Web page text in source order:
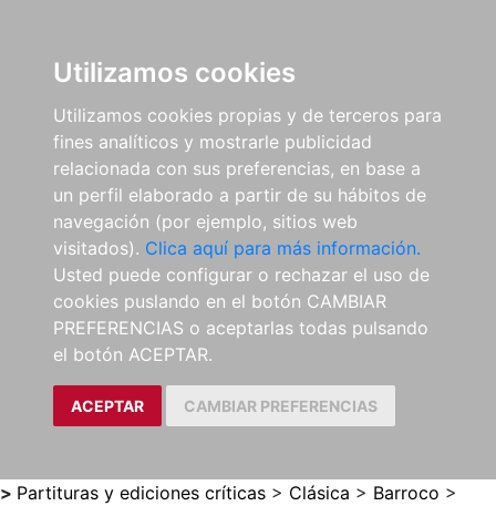
Utilizamos cookies
Utilizamos cookies propias y de terceros para
fines analíticos y mostrarle publicidad
relacionada con sus preferencias, en base a
un perfil elaborado a partir de su hábitos de
navegación (por ejemplo, sitios web
visitados). Clica aquí para más información.
Usted puede configurar o rechazar el uso de
cookies puslando en el botón CAMBIAR
PREFERENCIAS o aceptarlas todas pulsando
el botón ACEPTAR.
ACEPTAR CAMBIAR PREFERENCIAS
> Partituras y ediciones críticas > Clásica > Barroco >